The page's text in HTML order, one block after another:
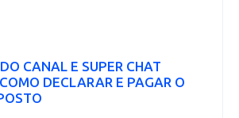
CANAL E SUPER CHAT
DECLARAR E PAGAR O